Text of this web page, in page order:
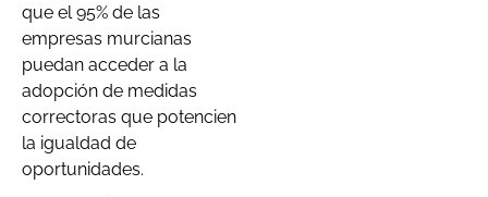
que el 95% de las
empresas murcianas
puedan acceder a la
adopción de medidas
correctoras que potencien
la igualdad de
oportunidades.